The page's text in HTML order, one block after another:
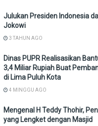
Julukan Presiden Indonesia
Jokowi
3 TAHUN AGO
Dinas PUPR Realisasikan
3,4 Miliar Rupiah Buat
di Lima Puluh Kota
4 MINGGU AGO
Mengenal H Teddy Thohir,
yang Lengket dengan Masjid